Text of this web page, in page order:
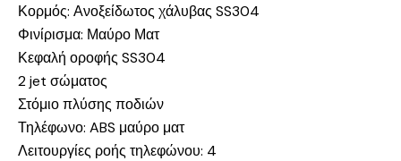
Κορμός: Ανοξείδωτος χάλυβας SS304
Φινίρισμα: Μαύρο Ματ
Κεφαλή οροφής SS304
2 jet σώματος
Στόμιο πλύσης ποδιών
Τηλέφωνο: ABS μαύρο ματ
Λειτουργίες ροής τηλεφώνου: 4